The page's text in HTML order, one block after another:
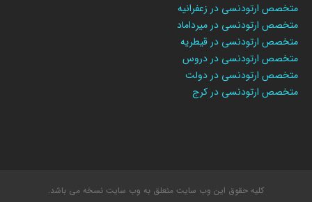
متخصص ارتودنسی در زعفرانیه
متخصص ارتودنسی در میرداماد
متخصص ارتودنسی در قیطریه
متخصص ارتودنسی در دروس
متخصص ارتودنسی در دولت
متخصص ارتودنسی در کرج
کلیه حقوق این وب سایت متعلق به وب سایت نسخه می باشد.